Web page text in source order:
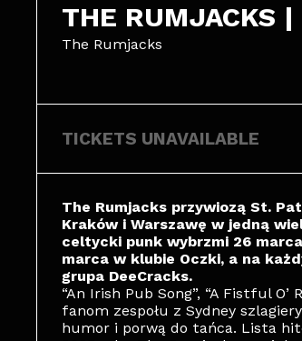
THE RUMJACKS
The Rumjacks
TICKETS UNAVAILABLE
The Rumjacks przywiozą St.
Kraków i Warszawę w jedną
celtycki punk wybrzmi 26
marca w klubie Oczki, a na
grupa DeeCracks.
“An Irish Pub Song”, “A Fistful
fanom zespołu z Sydney
humor i porwą do tańca. Lista